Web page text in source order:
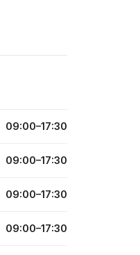
09:00–17:30
09:00–17:30
09:00–17:30
09:00–17:30